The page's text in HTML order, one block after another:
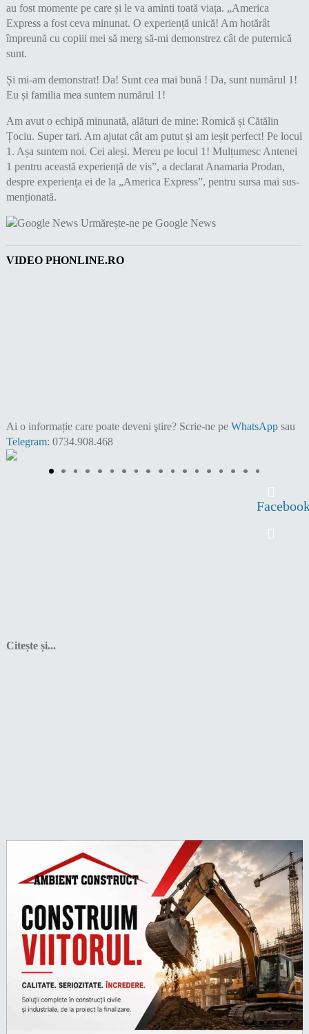
au fost momente pe care și le va aminti toată viața. „America
Express a fost ceva minunat. O experiență unică! Am hotărât
împreună cu copiii mei să merg să-mi demonstrez cât de puternică
sunt.
Și mi-am demonstrat! Da! Sunt cea mai bună ! Da, sunt numărul 1!
Eu și familia mea suntem numărul 1!
Am avut o echipă minunată, alături de mine: Romică și Cătălin
Țociu. Super tari. Am ajutat cât am putut și am ieșit perfect! Pe locul
1. Așa suntem noi. Cei aleși. Mereu pe locul 1! Mulțumesc Antenei
1 pentru această experiență de vis”, a declarat Anamaria Prodan,
despre experiența ei de la „America Express”, pentru sursa mai sus-
menționată.
Urmărește-ne pe Google News
VIDEO PHONLINE.RO
Ai o informație care poate deveni ştire? Scrie-ne pe WhatsAppsau
Telegram: 0734.908.468
Citește și...